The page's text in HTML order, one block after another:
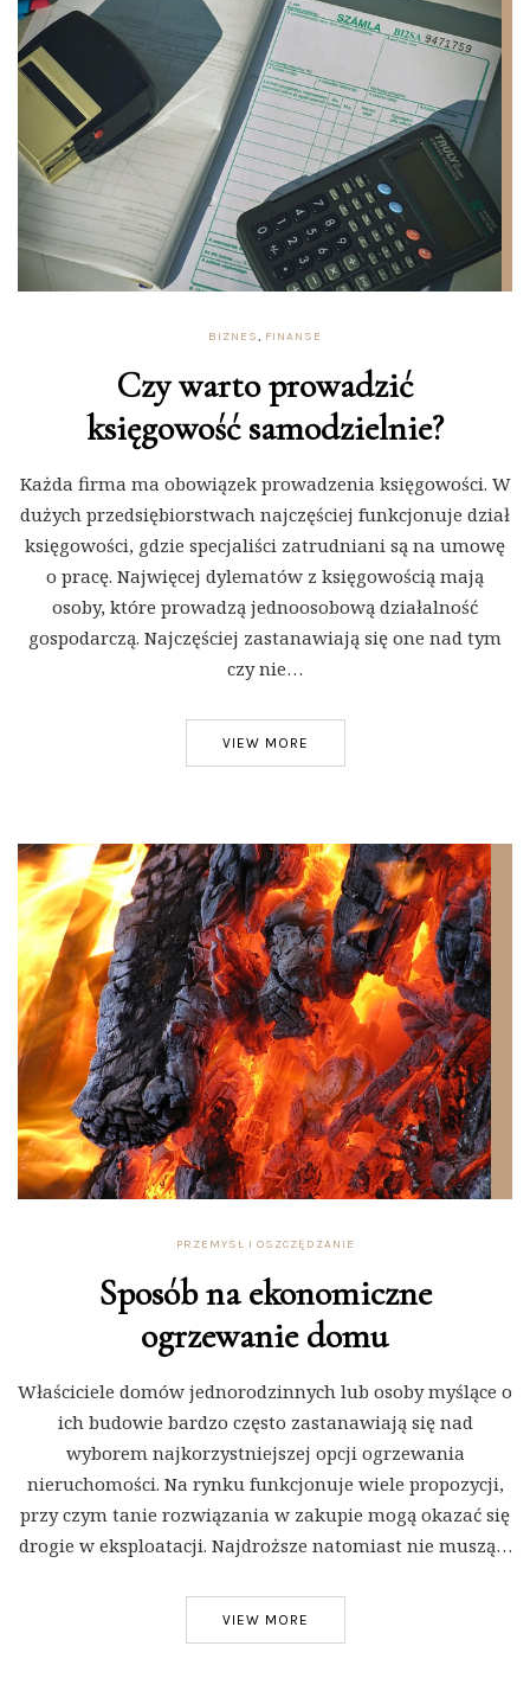
BIZNES, FINANSE
Czy warto prowadzić
księgowość samodzielnie?
Każda firma ma obowiązek prowadzenia księgowości. W
dużych przedsiębiorstwach najczęściej funkcjonuje dział
księgowości, gdzie specjaliści zatrudniani są na umowę
o pracę. Najwięcej dylematów z księgowością mają
osoby, które prowadzą jednoosobową działalność
gospodarczą. Najczęściej zastanawiają się one nad tym
czy nie…
VIEW MORE
PRZEMYSŁ I OSZCZĘDZANIE
Sposób na ekonomiczne
ogrzewanie domu
Właściciele domów jednorodzinnych lub osoby myślące o
ich budowie bardzo często zastanawiają się nad
wyborem najkorzystniejszej opcji ogrzewania
nieruchomości. Na rynku funkcjonuje wiele propozycji,
przy czym tanie rozwiązania w zakupie mogą okazać się
drogie w eksploatacji. Najdroższe natomiast nie muszą…
VIEW MORE